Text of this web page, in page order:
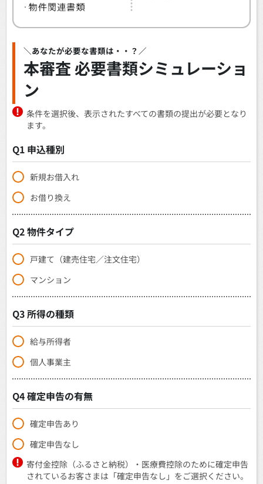
＼あなたが必要な書類は・・？／
本審査 必要書類シミュレーショ
ン
条件を選択後、表示されたすべての書類の提出が必要となり
ます。
Q1 申込種別
新規お借入れ
お借り換え
Q2 物件タイプ
戸建て（建売住宅／注文住宅）
マンション
Q3 所得の種類
給与所得者
個人事業主
Q4 確定申告の有無
確定申告あり
確定申告なし
寄付金控除（ふるさと納税）・医療費控除のために確定申告
されているお客さまは「確定申告なし」をご選択ください。